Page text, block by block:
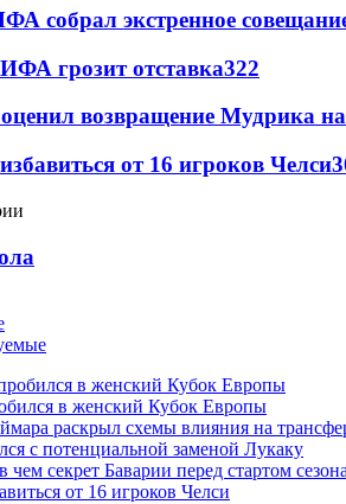
собрал экстренное
грозит отставка322
возвращение Мудрика
от 16 игроков Челси
в женский Кубок Европы
раскрыл схемы влияния на
с потенциальной заменой Лукаку
чем секрет Баварии перед стартом сезона
от 16 игроков Челси